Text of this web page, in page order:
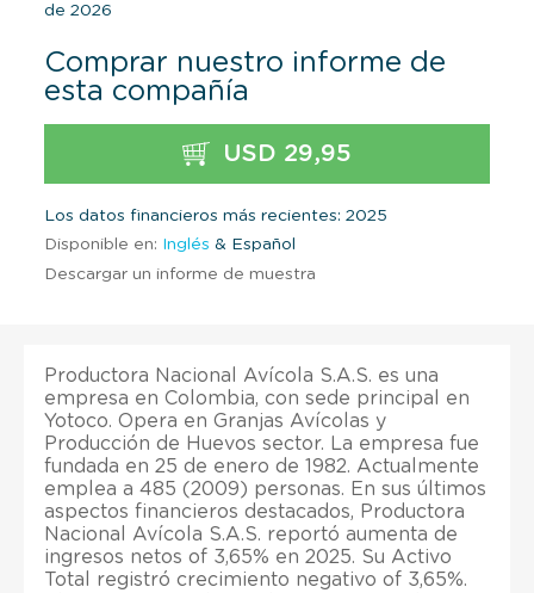
de 2026
Comprar nuestro informe de
esta compañía
USD 29,95
Los datos financieros más recientes: 2025
Disponible en: Inglés & Español
Descargar un informe de muestra
Productora Nacional Avícola S.A.S. es una
empresa en Colombia, con sede principal en
Yotoco. Opera en Granjas Avícolas y
Producción de Huevos sector. La empresa fue
fundada en 25 de enero de 1982. Actualmente
emplea a 485 (2009) personas. En sus últimos
aspectos financieros destacados, Productora
Nacional Avícola S.A.S. reportó aumenta de
ingresos netos of 3,65% en 2025. Su Activo
Total registró crecimiento negativo of 3,65%.